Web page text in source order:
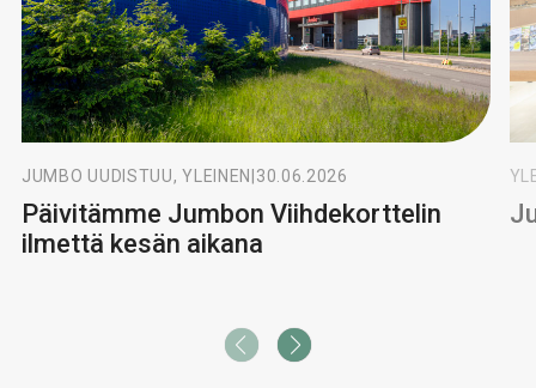
JUMBO UUDISTUU, YLEINEN|30.06.2026
Päivitämme Jumbon Viihdekorttelin
ilmettä kesän aikana